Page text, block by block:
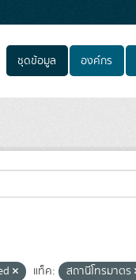
ชุดข้อมูล องค์กร
แท็ค: สถานีโทรมาตร